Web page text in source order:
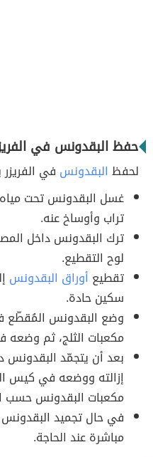
حفظ البقدونس في
لحفظ البقدونس في
غسل البقدونس تحت مياه
تراب وأوساخ عنه.
ترك البقدونس داخل
لوح التقطيع.
تقطيع أوراق البقدونس
سكين حادة.
وضع البقدونس
مكعبات الثلج، ثم وضعه
بعد أن يتجمّد البقدونس
إزالته ووضعه في كيس
مكعبات البقدونس حسب
في حال تجميد
مباشرة عند الحاجة.